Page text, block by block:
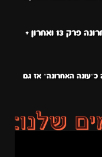
גולדן קמואי העונה האחרונה פרק 13 ואחרון +
האחרונה״ אז גם